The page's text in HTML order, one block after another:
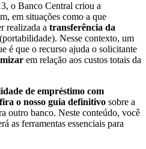
o Banco Central criou a
em situações como a que
realizada a transferência da
(portabilidade). Nesse contexto, um
é que o recurso ajuda o solicitante
em relação aos custos totais da
de empréstimo com
o nosso guia definitivo sobre a
outro banco. Neste conteúdo, você
as ferramentas essenciais para